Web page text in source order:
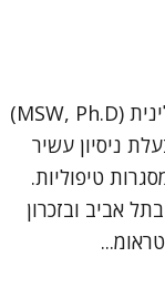
שמי ד"ר תלמה כהן, עובדת סוציאלית קלינית (MSW, Ph.D)
ניסיון עשיר
מסגרות טיפוליות.
אביב ובזכרון